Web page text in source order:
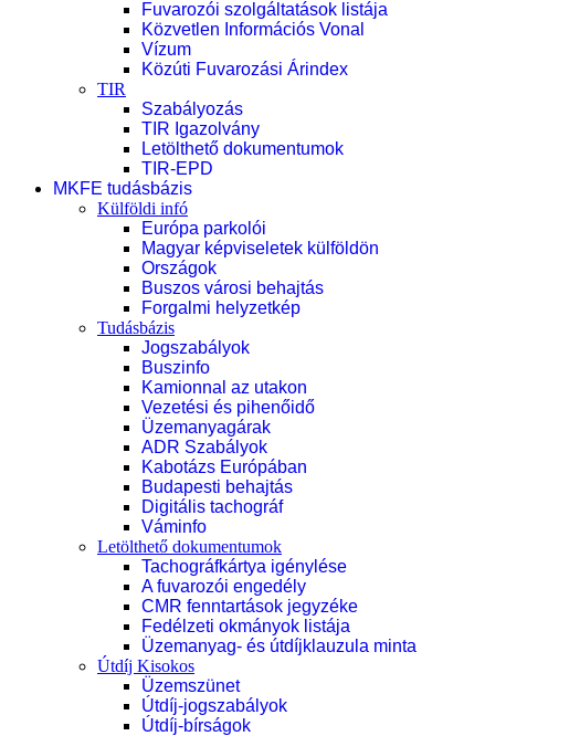
Fuvarozói szolgáltatások listája
Közvetlen Információs Vonal
Vízum
Közúti Fuvarozási Árindex
TIR
Szabályozás
TIR Igazolvány
Letölthető dokumentumok
TIR-EPD
MKFE tudásbázis
Külföldi infó
Európa parkolói
Magyar képviseletek külföldön
Országok
Buszos városi behajtás
Forgalmi helyzetkép
Tudásbázis
Jogszabályok
Buszinfo
Kamionnal az utakon
Vezetési és pihenőidő
Üzemanyagárak
ADR Szabályok
Kabotázs Európában
Budapesti behajtás
Digitális tachográf
Váminfo
Letölthető dokumentumok
Tachográfkártya igénylése
A fuvarozói engedély
CMR fenntartások jegyzéke
Fedélzeti okmányok listája
Üzemanyag- és útdíjklauzula minta
Útdíj Kisokos
Üzemszünet
Útdíj-jogszabályok
Útdíj-bírságok